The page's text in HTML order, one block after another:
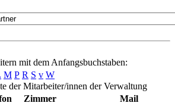
mit dem Anfangsbuchstaben:
M P R S v W
der Mitarbeiter/innen der Verwaltung
Zimmer Mail